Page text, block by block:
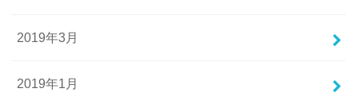
2019年3月
2019年1月